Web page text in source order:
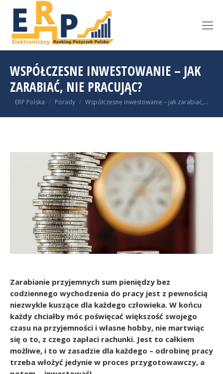
WSPÓŁCZESNE INWESTOWANIE – JAK
ZARABIAĆ, NIE PRACUJĄC?
You are here:
ERP Polska Porady Współczesne inwestowanie – jak zarabiać,…
Zarabianie przyjemnych sum pieniędzy bez
codziennego wychodzenia do pracy jest z pewnością
niezwykle kuszące dla każdego człowieka. W końcu
każdy chciałby móc poświęcać większość swojego
czasu na przyjemności i własne hobby, nie martwiąc
się o to, z czego zapłaci rachunki. Jest to całkiem
możliwe, i to w zasadzie dla każdego – odrobinę pracy
trzeba włożyć jedynie w proces przygotowawczy, a